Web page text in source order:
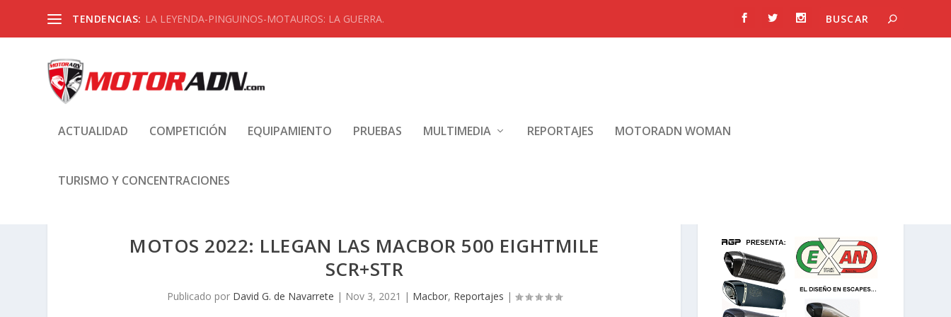
TENDENCIAS: LA LEYENDA-PINGUINOS-MOTAUROS: LA GUERRA.
ACTUALIDAD COMPETICIÓN EQUIPAMIENTO PRUEBAS MULTIMEDIA REPORTAJES MOTORADN WOMAN
TURISMO Y CONCENTRACIONES
MOTOS 2022: LLEGAN LAS MACBOR 500 EIGHTMILE
SCR+STR
Publicado por David G. de Navarrete | Nov 3, 2021 | Macbor, Reportajes |